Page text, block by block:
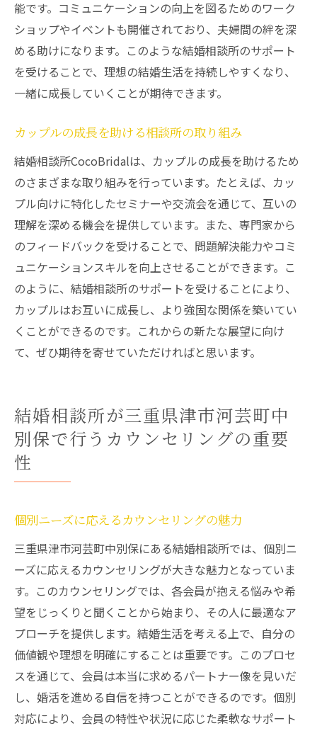
能です。コミュニケーションの向上を図るためのワーク
ショップやイベントも開催されており、夫婦間の絆を深
める助けになります。このような結婚相談所のサポート
を受けることで、理想の結婚生活を持続しやすくなり、
一緒に成長していくことが期待できます。
カップルの成長を助ける相談所の取り組み
結婚相談所CocoBridalは、カップルの成長を助けるため
のさまざまな取り組みを行っています。たとえば、カッ
プル向けに特化したセミナーや交流会を通じて、互いの
理解を深める機会を提供しています。また、専門家から
のフィードバックを受けることで、問題解決能力やコミ
ュニケーションスキルを向上させることができます。こ
のように、結婚相談所のサポートを受けることにより、
カップルはお互いに成長し、より強固な関係を築いてい
くことができるのです。これからの新たな展望に向け
て、ぜひ期待を寄せていただければと思います。
結婚相談所が三重県津市河芸町中
別保で行うカウンセリングの重要
性
個別ニーズに応えるカウンセリングの魅力
三重県津市河芸町中別保にある結婚相談所では、個別ニ
ーズに応えるカウンセリングが大きな魅力となっていま
す。このカウンセリングでは、各会員が抱える悩みや希
望をじっくりと聞くことから始まり、その人に最適なア
プローチを提供します。結婚生活を考える上で、自分の
価値観や理想を明確にすることは重要です。このプロセ
スを通じて、会員は本当に求めるパートナー像を見いだ
し、婚活を進める自信を持つことができるのです。個別
対応により、会員の特性や状況に応じた柔軟なサポート